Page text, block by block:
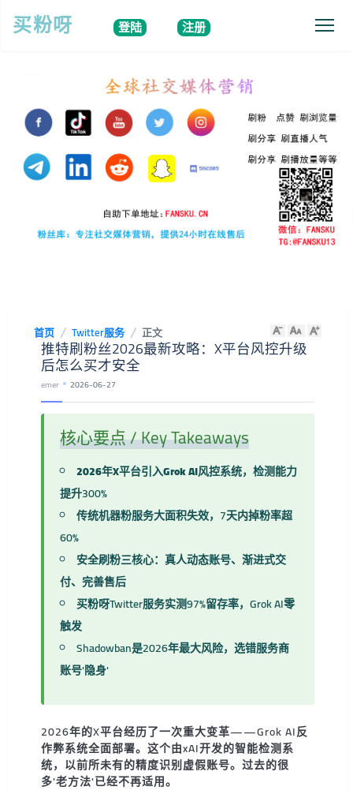
买粉呀 登陆 注册
首页 Twitter服务 正文
推特刷粉丝2026最新攻略：X平台风控升级
后怎么买才安全
emer 2026-06-27
核心要点 / Key Takeaways
2026年X平台引入Grok AI风控系统，检测能力
提升300%
传统机器粉服务大面积失效，7天内掉粉率超
60%
安全刷粉三核心：真人动态账号、渐进式交
付、完善售后
买粉呀Twitter服务实测97%留存率，Grok AI零
触发
Shadowban是2026年最大风险，选错服务商
账号'隐身'
2026年的X平台经历了一次重大变革——Grok AI反
作弊系统全面部署。这个由xAI开发的智能检测系
统，以前所未有的精度识别虚假账号。过去的很
多'老方法'已经不再适用。